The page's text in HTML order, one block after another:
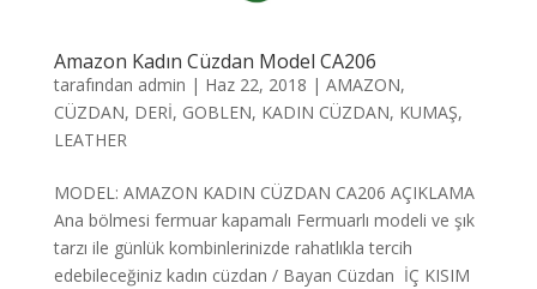
Amazon Kadın Cüzdan Model CA206
tarafından admin | Haz 22, 2018 | AMAZON,
CÜZDAN, DERİ, GOBLEN, KADIN CÜZDAN, KUMAŞ,
LEATHER
MODEL: AMAZON KADIN CÜZDAN CA206 AÇIKLAMA
Ana bölmesi fermuar kapamalı Fermuarlı modeli ve şık
tarzı ile günlük kombinlerinizde rahatlıkla tercih
edebileceğiniz kadın cüzdan / Bayan Cüzdan İÇ KISIM